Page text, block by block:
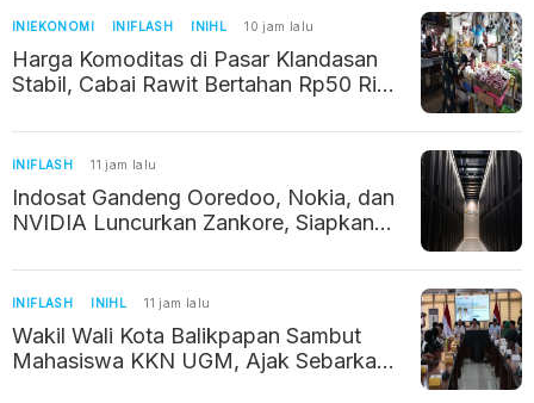
INIEKONOMI INIFLASH INIHL 10 jam lalu
Harga Komoditas di Pasar Klandasan
Stabil, Cabai Rawit Bertahan Rp50 Ribu
INIFLASH 11 jam lalu
Indosat Gandeng Ooredoo, Nokia, dan
NVIDIA Luncurkan Zankore, Siapkan
INIFLASH INIHL 11 jam lalu
Wakil Wali Kota Balikpapan Sambut
Mahasiswa KKN UGM, Ajak Sebarkan